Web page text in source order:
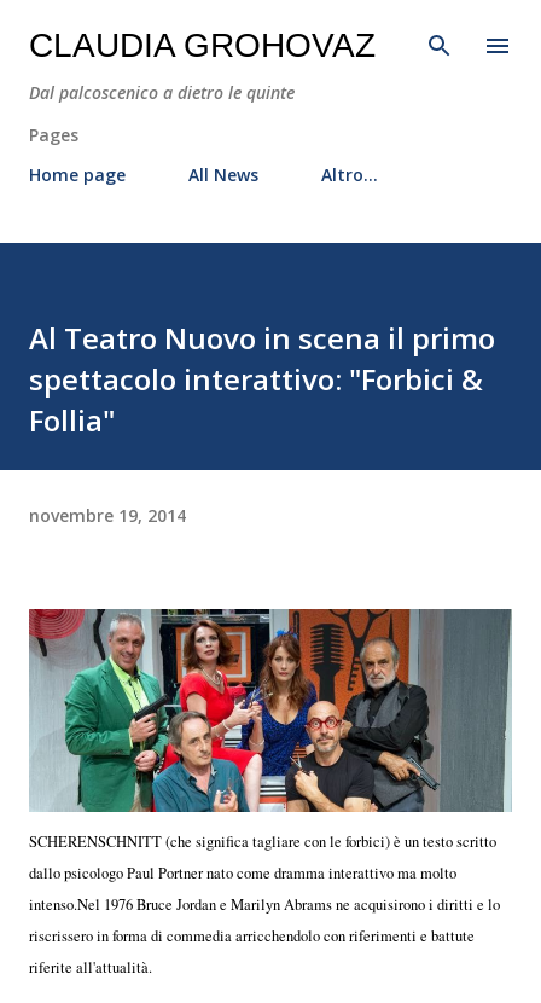
Passa ai contenuti principali
CLAUDIA GROHOVAZ
Dal palcoscenico a dietro le quinte
Pages
Home page
All News Altro…
Al Teatro Nuovo in scena il primo
spettacolo interattivo: "Forbici &
Follia"
novembre 19, 2014
SCHERENSCHNITT (che significa tagliare con le forbici) è un testo scritto
dallo psicologo Paul Portner nato come dramma interattivo ma molto
intenso.Nel 1976 Bruce Jordan e Marilyn Abrams ne acquisirono i diritti e lo
riscrissero in forma di commedia arricchendolo con riferimenti e battute
riferite all'attualità.